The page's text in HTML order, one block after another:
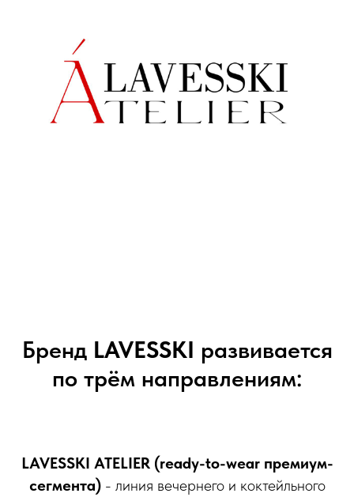
Бренд LAVESSKI развивается
по трём направлениям:
LAVESSKI ATELIER (ready-to-wear премиум-
сегмента) - линия вечернего и коктейльного